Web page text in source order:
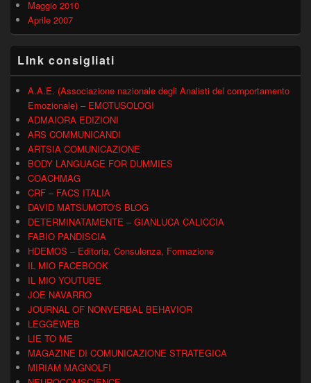
Maggio 2010
Aprile 2007
LInk consigliati
A.A.E. (Associazione nazionale degli Analisti del comportamento
Emozionale) – EMOTUSOLOGI
ADMAIORA EDIZIONI
ARS COMMUNICANDI
ARTSIA COMUNICAZIONE
BODY LANGUAGE FOR DUMMIES
COACHMAG
CRF – FACS ITALIA
DAVID MATSUMOTO'S BLOG
DETERMINATAMENTE – GIANLUCA CALICCIA
FABIO PANDISCIA
HDEMOS – Editoria, Consulenza, Formazione
IL MIO FACEBOOK
IL MIO YOUTUBE
JOE NAVARRO
JOURNAL OF NONVERBAL BEHAVIOR
LEGGEWEB
LIE TO ME
MAGAZINE DI COMUNICAZIONE STRATEGICA
MIRIAM MAGNOLFI